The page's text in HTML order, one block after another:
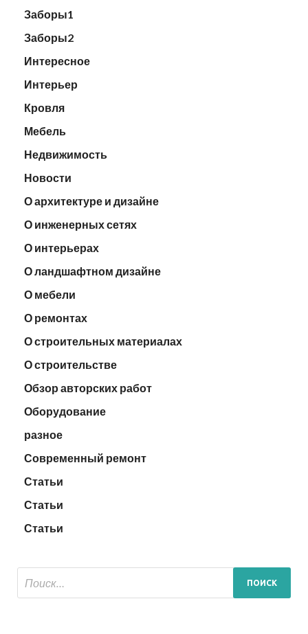
Заборы1
Заборы2
Интересное
Интерьер
Кровля
Мебель
Недвижимость
Новости
О архитектуре и дизайне
О инженерных сетях
О интерьерах
О ландшафтном дизайне
О мебели
О ремонтах
О строительных материалах
О строительстве
Обзор авторских работ
Оборудование
разное
Современный ремонт
Статьи
Статьи
Статьи